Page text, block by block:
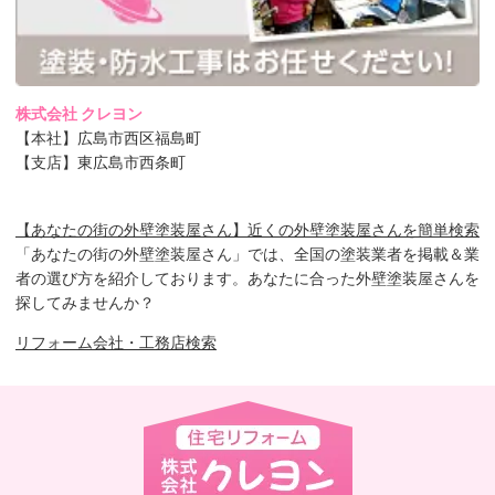
株式会社 クレヨン
【本社】広島市西区福島町
【支店】東広島市西条町
【あなたの街の外壁塗装屋さん】近くの外壁塗装屋さんを簡単検索
「あなたの街の外壁塗装屋さん」では、全国の塗装業者を掲載＆業
者の選び方を紹介しております。あなたに合った外壁塗装屋さんを
探してみませんか？
リフォーム会社・工務店検索